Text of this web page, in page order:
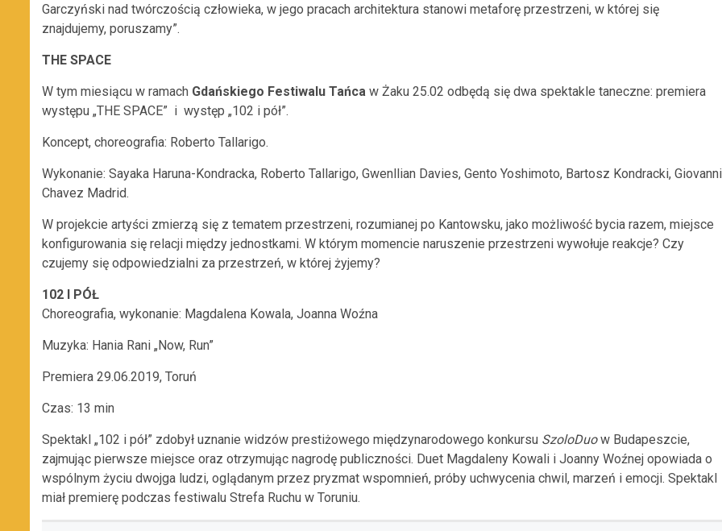
Garczyński nad twórczością człowieka, w jego pracach architektura stanowi metaforę przestrzeni, w której się
znajdujemy, poruszamy”.
THE SPACE
W tym miesiącu w ramach Gdańskiego Festiwalu Tańca w Żaku 25.02 odbędą się dwa spektakle taneczne: premiera
występu „THE SPACE” i występ „102 i pół”.
Koncept, choreografia: Roberto Tallarigo.
Wykonanie: Sayaka Haruna-Kondracka, Roberto Tallarigo, Gwenllian Davies, Gento Yoshimoto, Bartosz Kondracki, Giovanni
Chavez Madrid.
W projekcie artyści zmierzą się z tematem przestrzeni, rozumianej po Kantowsku, jako możliwość bycia razem, miejsce
konfigurowania się relacji między jednostkami. W którym momencie naruszenie przestrzeni wywołuje reakcje? Czy
czujemy się odpowiedzialni za przestrzeń, w której żyjemy?
102 I PÓŁ
Choreografia, wykonanie: Magdalena Kowala, Joanna Woźna
Muzyka: Hania Rani „Now, Run”
Premiera 29.06.2019, Toruń
Czas: 13 min
Spektakl „102 i pół” zdobył uznanie widzów prestiżowego międzynarodowego konkursu SzoloDuow Budapeszcie,
zajmując pierwsze miejsce oraz otrzymując nagrodę publiczności. Duet Magdaleny Kowali i Joanny Woźnej opowiada o
wspólnym życiu dwojga ludzi, oglądanym przez pryzmat wspomnień, próby uchwycenia chwil, marzeń i emocji. Spektakl
miał premierę podczas festiwalu Strefa Ruchu w Toruniu.